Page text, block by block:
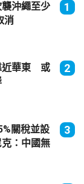
沖繩至少
消
1
近華東 或
2
關稅並設
：中國無
3